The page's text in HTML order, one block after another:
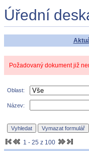
Úřední
Požadovaný dokument již
Oblast:
Název:
1 - 25 z 100